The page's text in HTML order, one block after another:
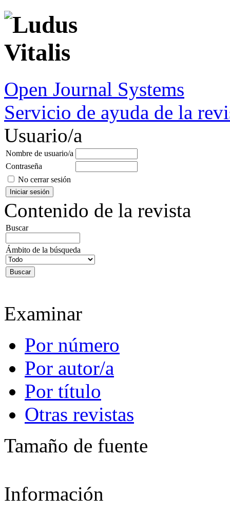
Open Journal Systems
Servicio de ayuda de la
Usuario/a
Nombre de usuario/a
Contraseña
No cerrar sesión
Contenido de la revista
Buscar
Ámbito de la búsqueda
Examinar
Por número
Por autor/a
Por título
Otras revistas
Tamaño de fuente
Información